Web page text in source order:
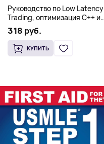
Руководство по Low Latency
Trading, оптимизация C++ и
системная архитектура для
HFT
318 руб.
КУПИТЬ